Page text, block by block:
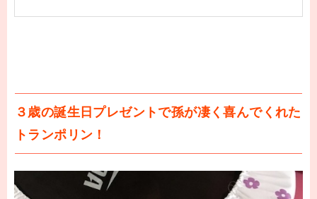
３歳の誕生日プレゼントで孫が凄く喜んでくれた
トランポリン！